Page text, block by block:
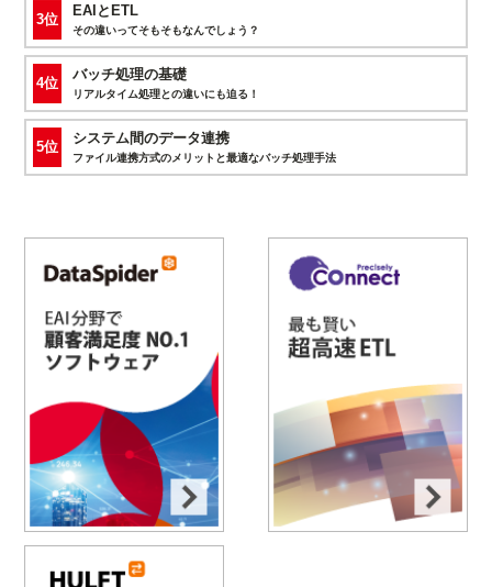
3位
EAIとETL
その違いってそもそもなんでしょう？
4位
バッチ処理の基礎
リアルタイム処理との違いにも迫る！
5位
システム間のデータ連携
ファイル連携方式のメリットと最適なバッチ処理手法